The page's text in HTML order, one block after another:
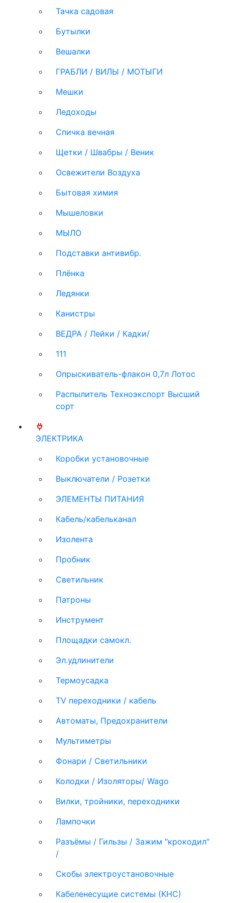
Тачка садовая
Бутылки
Вешалки
ГРАБЛИ / ВИЛЫ / МОТЫГИ
Мешки
Ледоходы
Спичка вечная
Щетки / Швабры / Веник
Освежители Воздуха
Бытовая химия
Мышеловки
МЫЛО
Подставки антивибр.
Плёнка
Ледянки
Канистры
ВЕДРА / Лейки / Кадки/
111
Опрыскиватель-флакон 0,7л Лотос
Распылитель Техноэкспорт Высший
сорт
ЭЛЕКТРИКА
Коробки установочные
Выключатели / Розетки
ЭЛЕМЕНТЫ ПИТАНИЯ
Кабель/кабельканал
Изолента
Пробник
Светильник
Патроны
Инструмент
Площадки самокл.
Эл.удлинители
Термоусадка
TV переходники / кабель
Автоматы, Предохранители
Мультиметры
Фонари / Светильники
Колодки / Изоляторы/ Wago
Вилки, тройники, переходники
Лампочки
Разъёмы / Гильзы / Зажим "крокодил"
/
Скобы электроустановочные
Кабеленесущие системы (КНС)